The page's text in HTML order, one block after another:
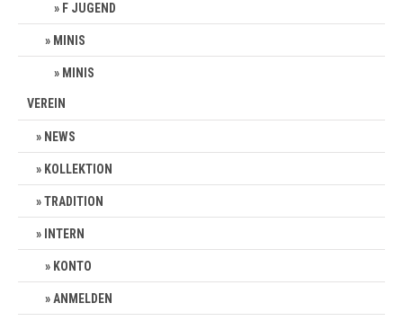
F JUGEND
MINIS
MINIS
VEREIN
NEWS
KOLLEKTION
TRADITION
INTERN
KONTO
ANMELDEN